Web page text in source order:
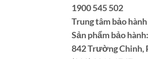
1900 545 502
Trung tâm bảo
Sản phẩm bảo
842 Trường Chinh,